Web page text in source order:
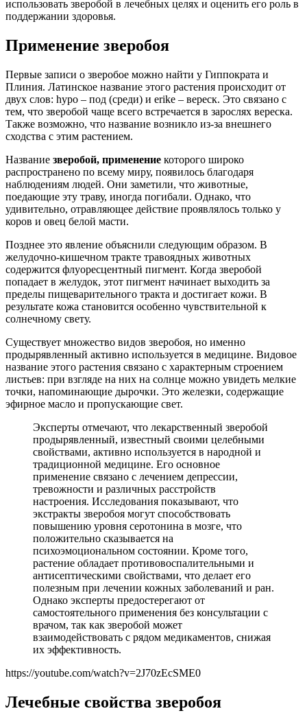
использовать зверобой в лечебных целях и оценить его роль в
поддержании здоровья.
Применение зверобоя
Первые записи о зверобое можно найти у Гиппократа и
Плиния. Латинское название этого растения происходит от
двух слов: hypo – под (среди) и erike – вереск. Это связано с
тем, что зверобой чаще всего встречается в зарослях вереска.
Также возможно, что название возникло из-за внешнего
сходства с этим растением.
Название зверобой, применение которого широко
распространено по всему миру, появилось благодаря
наблюдениям людей. Они заметили, что животные,
поедающие эту траву, иногда погибали. Однако, что
удивительно, отравляющее действие проявлялось только у
коров и овец белой масти.
Позднее это явление объяснили следующим образом. В
желудочно-кишечном тракте травоядных животных
содержится флуоресцентный пигмент. Когда зверобой
попадает в желудок, этот пигмент начинает выходить за
пределы пищеварительного тракта и достигает кожи. В
результате кожа становится особенно чувствительной к
солнечному свету.
Существует множество видов зверобоя, но именно
продырявленный активно используется в медицине. Видовое
название этого растения связано с характерным строением
листьев: при взгляде на них на солнце можно увидеть мелкие
точки, напоминающие дырочки. Это железки, содержащие
эфирное масло и пропускающие свет.
Эксперты отмечают, что лекарственный зверобой
продырявленный, известный своими целебными
свойствами, активно используется в народной и
традиционной медицине. Его основное
применение связано с лечением депрессии,
тревожности и различных расстройств
настроения. Исследования показывают, что
экстракты зверобоя могут способствовать
повышению уровня серотонина в мозге, что
положительно сказывается на
психоэмоциональном состоянии. Кроме того,
растение обладает противовоспалительными и
антисептическими свойствами, что делает его
полезным при лечении кожных заболеваний и ран.
Однако эксперты предостерегают от
самостоятельного применения без консультации с
врачом, так как зверобой может
взаимодействовать с рядом медикаментов, снижая
их эффективность.
https://youtube.com/watch?v=2J70zEcSME0
Лечебные свойства зверобоя